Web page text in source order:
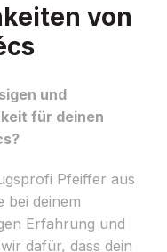
von
und
für deinen
Pfeiffer aus
bei deinem
Erfahrung und
dafür, dass dein